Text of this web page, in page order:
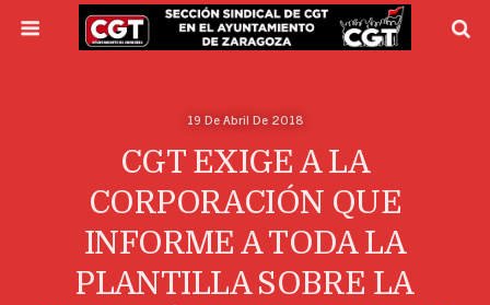
19 De Abril De 2018
CGT EXIGE A LA
CORPORACIÓN QUE
INFORME A TODA LA
PLANTILLA SOBRE LA